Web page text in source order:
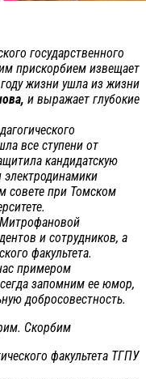
государственного
прискорбием извещает
жизни ушла из жизни
и выражает глубокие
все ступени от
кандидатскую
электродинамики
совете при Томском
Митрофановой
и сотрудников, а
факультета.
примером
запомним ее юмор,
добросовестность.
Скорбим
факультета ТГПУ